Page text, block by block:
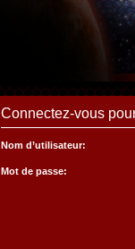
Connectez-vous
Nom d’utilisateur:
Mot de passe: